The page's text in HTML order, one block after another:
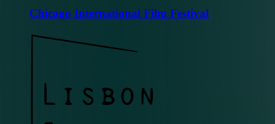
Chicago International Film Festival